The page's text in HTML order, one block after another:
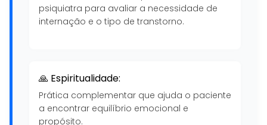
psiquiatra para avaliar a necessidade de
internação e o tipo de transtorno.
🙏 Espiritualidade:
Prática complementar que ajuda o paciente
a encontrar equilíbrio emocional e
propósito.